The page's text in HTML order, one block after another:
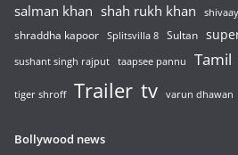
salman khan shah rukh khan shivaay
shraddha kapoor Splitsvilla 8 Sultan
sushant singh rajput taapsee pannu Tamil
tiger shroff Trailer tv varun dhawan
Bollywood news